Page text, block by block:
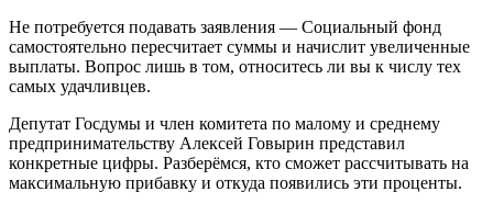
Не потребуется подавать заявления — Социальный фонд
самостоятельно пересчитает суммы и начислит увеличенные
выплаты. Вопрос лишь в том, относитесь ли вы к числу тех
самых удачливцев.
Депутат Госдумы и член комитета по малому и среднему
предпринимательству Алексей Говырин представил
конкретные цифры. Разберёмся, кто сможет рассчитывать на
максимальную прибавку и откуда появились эти проценты.